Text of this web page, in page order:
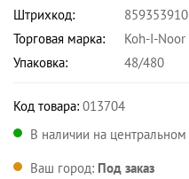
Штрихкод:
Торговая марка:
Koh-I-Noor
Упаковка:
48/480
Код товара: 013704
В наличии на
Ваш город: Под заказ